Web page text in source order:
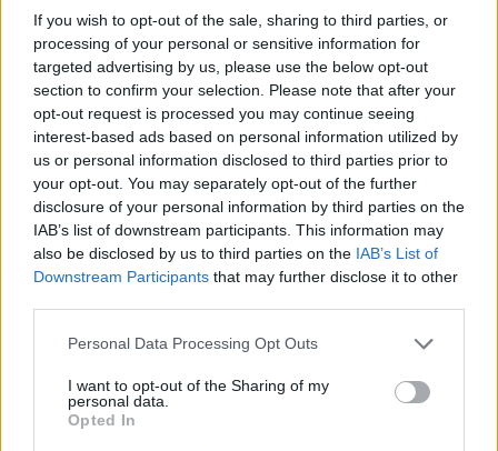
If you wish to opt-out of the sale, sharing to third parties, or
processing of your personal or sensitive information for
targeted advertising by us, please use the below opt-out
section to confirm your selection. Please note that after your
opt-out request is processed you may continue seeing
interest-based ads based on personal information utilized by
us or personal information disclosed to third parties prior to
your opt-out. You may separately opt-out of the further
disclosure of your personal information by third parties on the
IAB’s list of downstream participants. This information may
also be disclosed by us to third parties on the IAB’s List of
Downstream Participants that may further disclose it to other
Personal Data Processing Opt Outs
I want to opt-out of the Sharing of my
personal data.
Opted In